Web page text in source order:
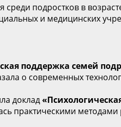
подростков в
и медицинских
поддержка семей
о современных
доклад
практическими